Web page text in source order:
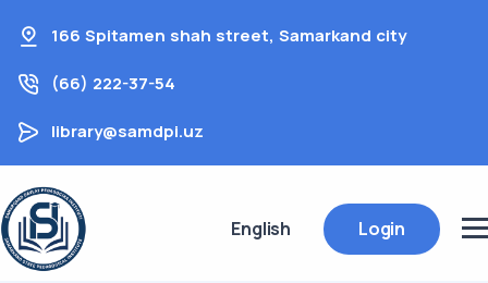
166 Spitamen shah street, Samarkand city
(66) 222-37-54
library@samdpi.uz
English Login